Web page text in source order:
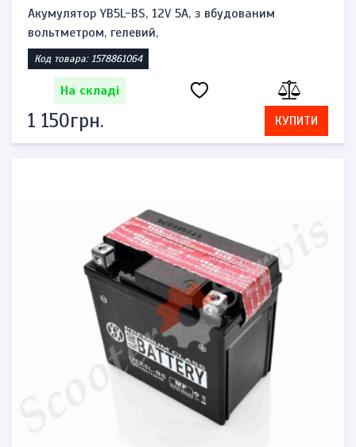
Акумулятор YB5L-BS, 12V 5A, з вбудованим
вольтметром, гелевий,
Код товара: 1578861064
На складі
1 150грн. КУПИТИ